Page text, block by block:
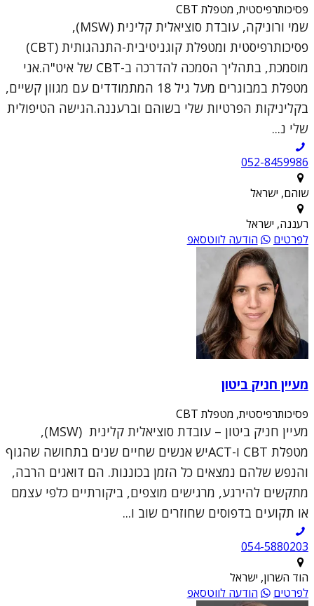
פסיכותרפיסטית, מטפלת CBT
שמי ורוניקה, עובדת סוציאלית קלינית (MSW),
פסיכותרפיסטית ומטפלת קוגניטיבית-התנהגותית (CBT)
מוסמכת, בתהליך הסמכה להדרכה ב-CBT של איט"ה.אני
מטפלת במבוגרים מעל גיל 18 המתמודדים עם מגוון קשיים,
בקליניקות הפרטיות שלי בשוהם וברעננה.הגישה הטיפולית
שלי נ...
052-8459986
שוהם, ישראל
רעננה, ישראל
לפרטים
הודעה לווטסאפ
מעיין חניק ביטון
פסיכותרפיסטית, מטפלת CBT
מעיין חניק ביטון – עובדת סוציאלית קלינית (MSW),
מטפלת CBT ו-ACTיש אנשים שחיים שנים בתחושה שהגוף
והנפש שלהם נמצאים כל הזמן בכוננות. הם דואגים הרבה,
מתקשים להירגע, מרגישים מוצפים, ביקורתיים כלפי עצמם
או תקועים בדפוסים שחוזרים שוב ו...
054-5880203
הוד השרון, ישראל
לפרטים
הודעה לווטסאפ